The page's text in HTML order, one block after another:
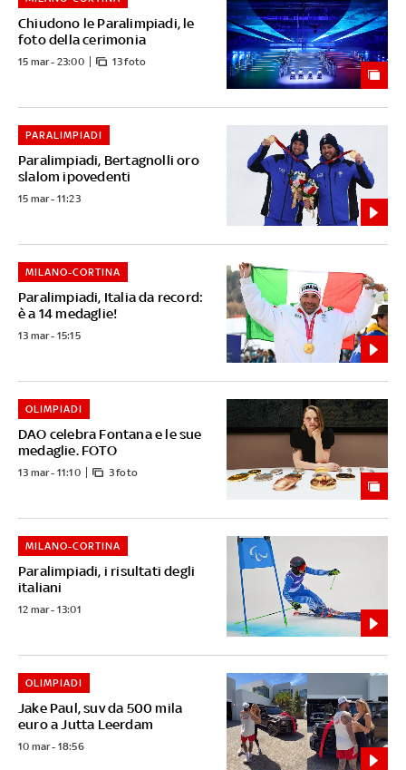
Chiudono le Paralimpiadi, le
foto della cerimonia
15 mar - 23:00 13 foto
Paralimpiadi, Bertagnolli oro
slalom ipovedenti
PARALIMPIADI
15 mar - 11:23
Paralimpiadi, Italia da record:
è a 14 medaglie!
MILANO-CORTINA
13 mar - 15:15
DAO celebra Fontana e le sue
medaglie. FOTO
OLIMPIADI
13 mar - 11:10 3 foto
Paralimpiadi, i risultati degli
italiani
MILANO-CORTINA
12 mar - 13:01
Jake Paul, suv da 500 mila
euro a Jutta Leerdam
OLIMPIADI
10 mar - 18:56